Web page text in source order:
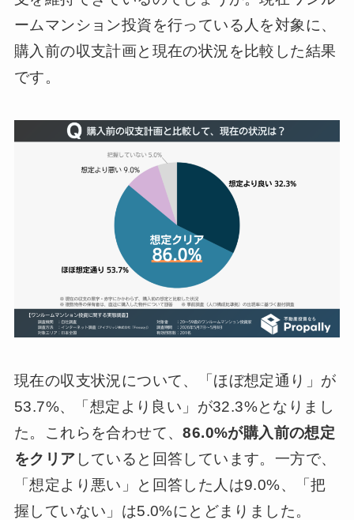
ームマンション投資を行っている人を対象に、
購入前の収支計画と現在の状況を比較した結果
です。
現在の収支状況について、「ほぼ想定通り」が
53.7%、「想定より良い」が32.3%となりまし
た。これらを合わせて、86.0%が購入前の想定
をクリア していると回答しています。一方で、
「想定より悪い」と回答した人は9.0%、「把
握していない」は5.0%にとどまりました。